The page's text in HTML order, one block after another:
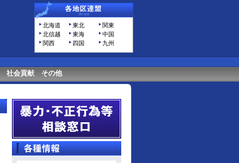
北海道 東北
関東
北信越
東海
中国
関西
四国 九州
社会貢献 その他